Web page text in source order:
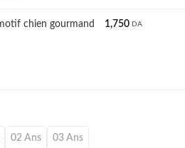
chien gourmand 1,750 DA
02 Ans 03 Ans